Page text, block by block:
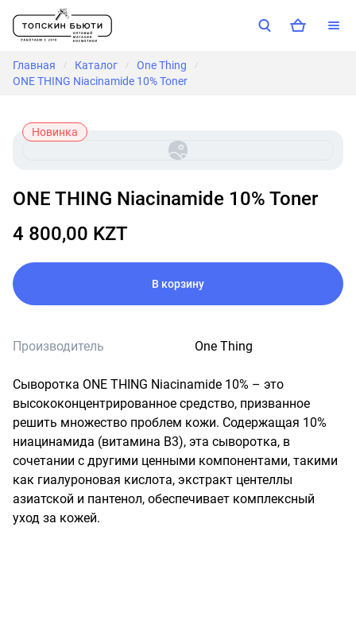
Главная / Каталог / One Thing /
ONE THING Niacinamide 10% Toner
Новинка
ONE THING Niacinamide 10% Toner
4 800,00 KZT
В корзину
Производитель One Thing
Сыворотка ONE THING Niacinamide 10% – это
высококонцентрированное средство, призванное
решить множество проблем кожи. Содержащая 10%
ниацинамида (витамина B3), эта сыворотка, в
сочетании с другими ценными компонентами, такими
как гиалуроновая кислота, экстракт центеллы
азиатской и пантенол, обеспечивает комплексный
уход за кожей.